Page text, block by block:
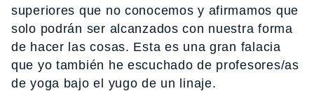
superiores que no conocemos y afirmamos que
solo podrán ser alcanzados con nuestra forma
de hacer las cosas. Esta es una gran falacia
que yo también he escuchado de profesores/as
de yoga bajo el yugo de un linaje.